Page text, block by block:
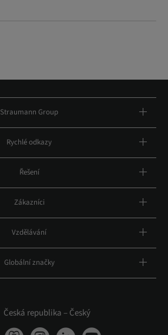
Straumann Group
Rychlé odkazy
Řešení
Zákazníci
Vzdělávání
Globální značky
Česká republika – Český